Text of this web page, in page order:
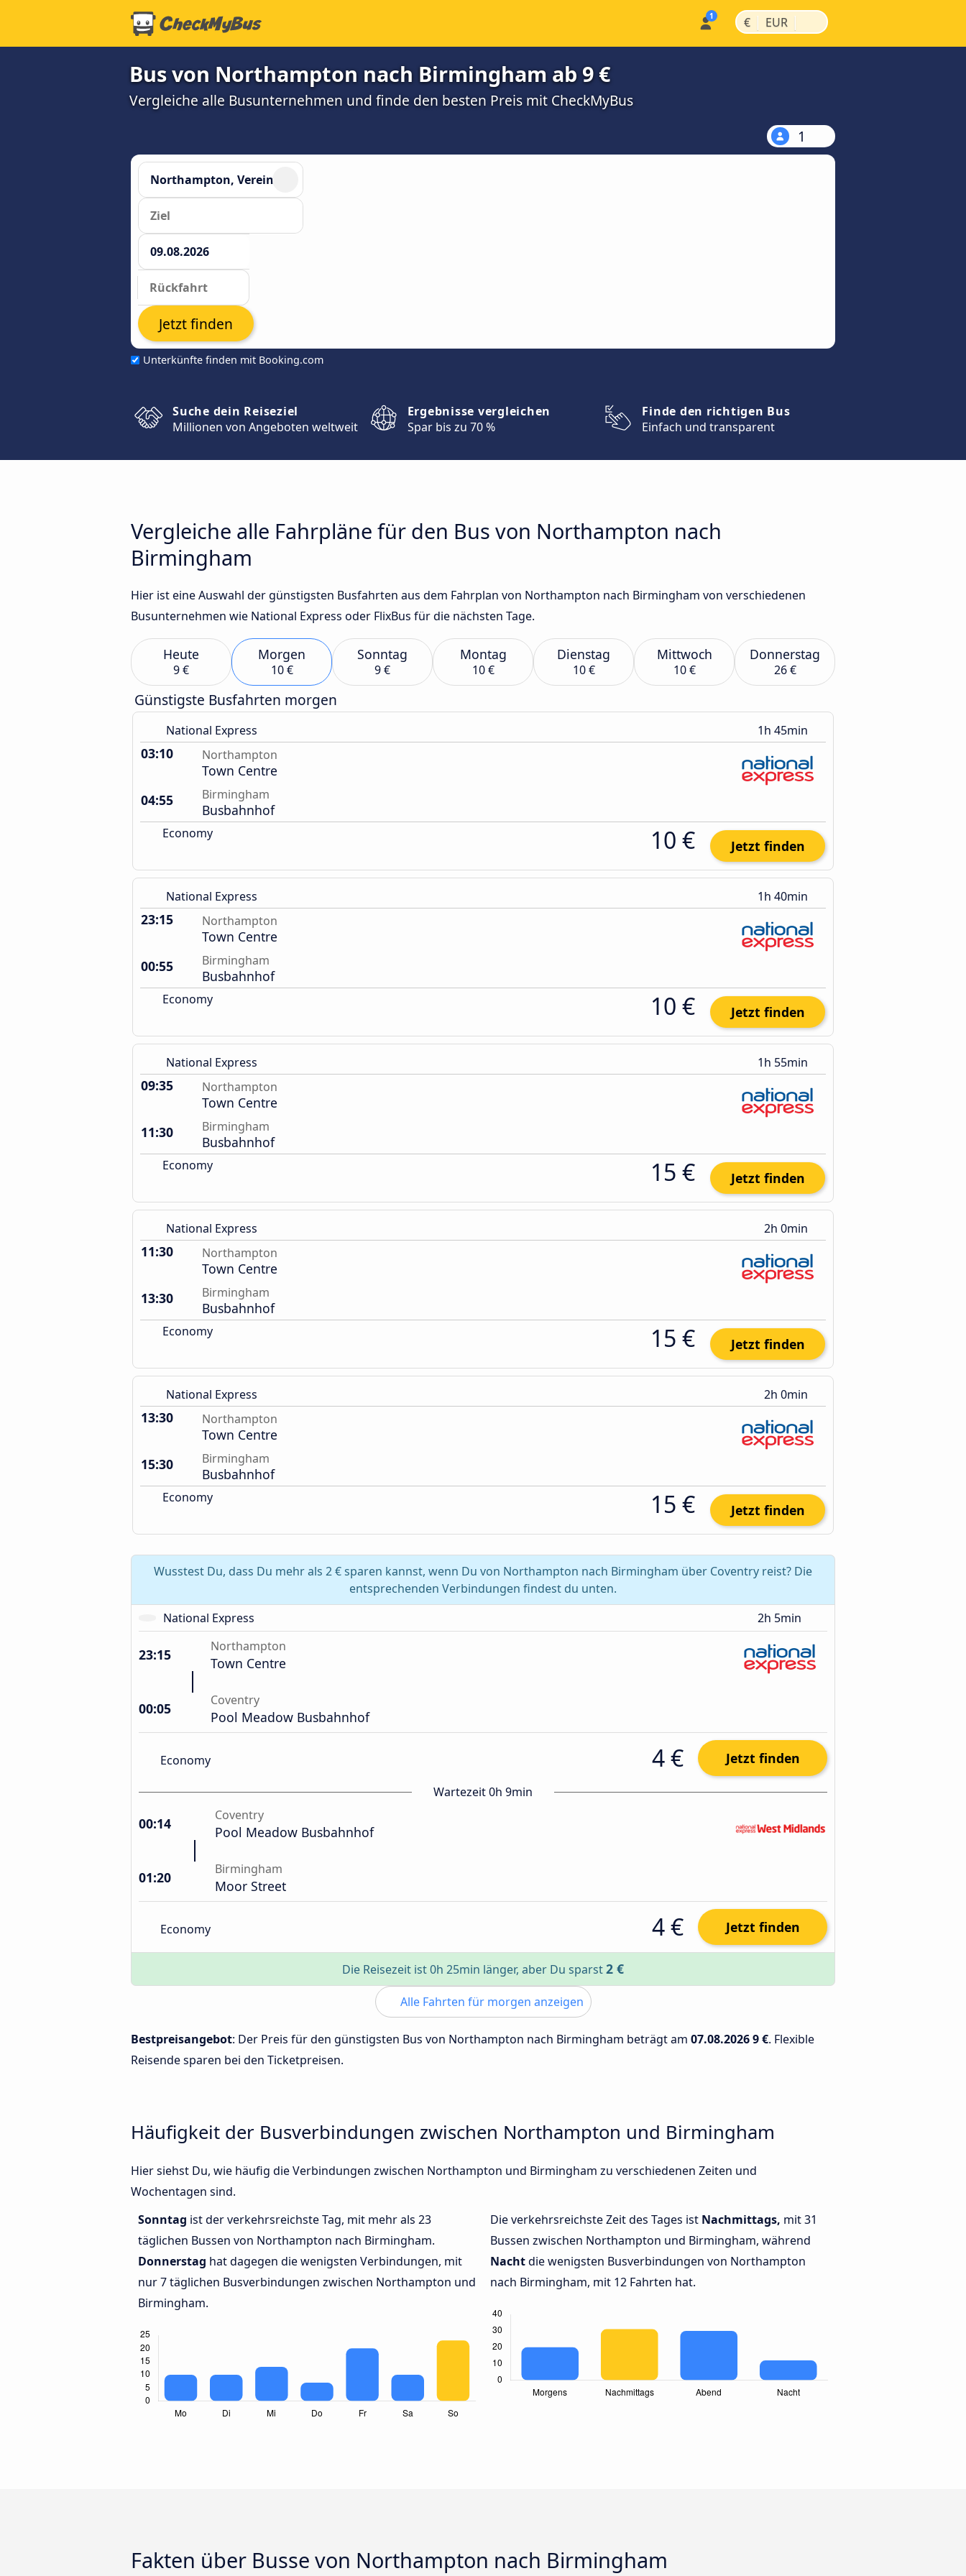
€ | EUR |
Bus von Northampton nach Birmingham ab 9 €
Vergleiche alle Busunternehmen und finde den besten Preis mit CheckMyBus
1
Unterkünfte finden mit Booking.com
Jetzt finden
Suche dein Reiseziel
Millionen von Angeboten weltweit
Ergebnisse vergleichen
Spar bis zu 70 %
Finde den richtigen Bus
Einfach und transparent
Vergleiche alle Fahrpläne für den Bus von Northampton nach
Birmingham
Hier ist eine Auswahl der günstigsten Busfahrten aus dem Fahrplan von Northampton nach Birmingham von verschiedenen
Busunternehmen wie National Express oder FlixBus für die nächsten Tage.
Heute
9 €
Morgen
10 €
Sonntag
9 €
Montag
10 €
Dienstag
10 €
Mittwoch
10 €
Donnerstag
26 €
Günstigste Busfahrten morgen
National Express 1h 45min
03:10 Northampton
Town Centre
04:55
Birmingham
Busbahnhof
Economy 10 € Jetzt finden
National Express 1h 40min
23:15 Northampton
Town Centre
00:55
Birmingham
Busbahnhof
Economy 10 € Jetzt finden
National Express 1h 55min
09:35 Northampton
Town Centre
11:30
Birmingham
Busbahnhof
Economy 15 € Jetzt finden
National Express 2h 0min
11:30 Northampton
Town Centre
13:30
Birmingham
Busbahnhof
Economy 15 € Jetzt finden
National Express 2h 0min
13:30 Northampton
Town Centre
15:30
Birmingham
Busbahnhof
Economy 15 € Jetzt finden
Wusstest Du, dass Du mehr als 2 € sparen kannst, wenn Du von Northampton nach Birmingham über Coventry reist? Die
entsprechenden Verbindungen findest du unten.
National Express
2h 5min
23:15 Northampton
Town Centre
00:05 Coventry
Pool Meadow Busbahnhof
Economy 4 € Jetzt finden
Wartezeit 0h 9min
00:14 Coventry
Pool Meadow Busbahnhof
01:20 Birmingham
Moor Street
Economy 4 € Jetzt finden
Die Reisezeit ist 0h 25min länger, aber Du sparst2 €
Alle Fahrten für morgen anzeigen
Bestpreisangebot: Der Preis für den günstigsten Bus von Northampton nach Birmingham beträgt am 07.08.20269 €. Flexible
Reisende sparen bei den Ticketpreisen.
Häufigkeit der Busverbindungen zwischen Northampton und Birmingham
Hier siehst Du, wie häufig die Verbindungen zwischen Northampton und Birmingham zu verschiedenen Zeiten und
Wochentagen sind.
Sonntag ist der verkehrsreichste Tag, mit mehr als 23
täglichen Bussen von Northampton nach Birmingham.
Donnerstag hat dagegen die wenigsten Verbindungen, mit
nur 7 täglichen Busverbindungen zwischen Northampton und
Birmingham.
Die verkehrsreichste Zeit des Tages ist Nachmittags, mit 31
Bussen zwischen Northampton und Birmingham, während
Nachtdie wenigsten Busverbindungen von Northampton
nach Birmingham, mit 12 Fahrten hat.
Fakten über Busse von Northampton nach Birmingham